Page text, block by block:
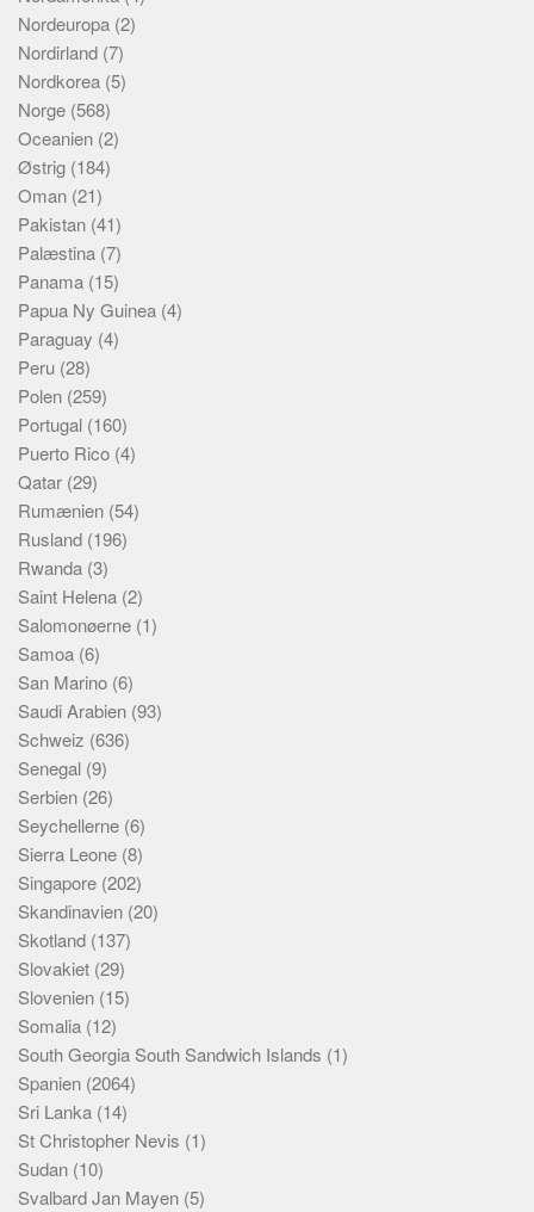
Nordeuropa (2)
Nordirland (7)
Nordkorea (5)
Norge (568)
Oceanien (2)
Østrig (184)
Oman (21)
Pakistan (41)
Palæstina (7)
Panama (15)
Papua Ny Guinea (4)
Paraguay (4)
Peru (28)
Polen (259)
Portugal (160)
Puerto Rico (4)
Qatar (29)
Rumænien (54)
Rusland (196)
Rwanda (3)
Saint Helena (2)
Salomonøerne (1)
Samoa (6)
San Marino (6)
Saudi Arabien (93)
Schweiz (636)
Senegal (9)
Serbien (26)
Seychellerne (6)
Sierra Leone (8)
Singapore (202)
Skandinavien (20)
Skotland (137)
Slovakiet (29)
Slovenien (15)
Somalia (12)
South Georgia South Sandwich Islands (1)
Spanien (2064)
Sri Lanka (14)
St Christopher Nevis (1)
Sudan (10)
Svalbard Jan Mayen (5)